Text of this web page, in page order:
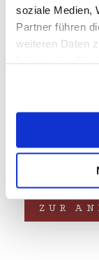
soziale Medien,
Partner führen
weiteren Daten
Preise pro
aller Abgaben
Bitte beachten
ZU
ZUR